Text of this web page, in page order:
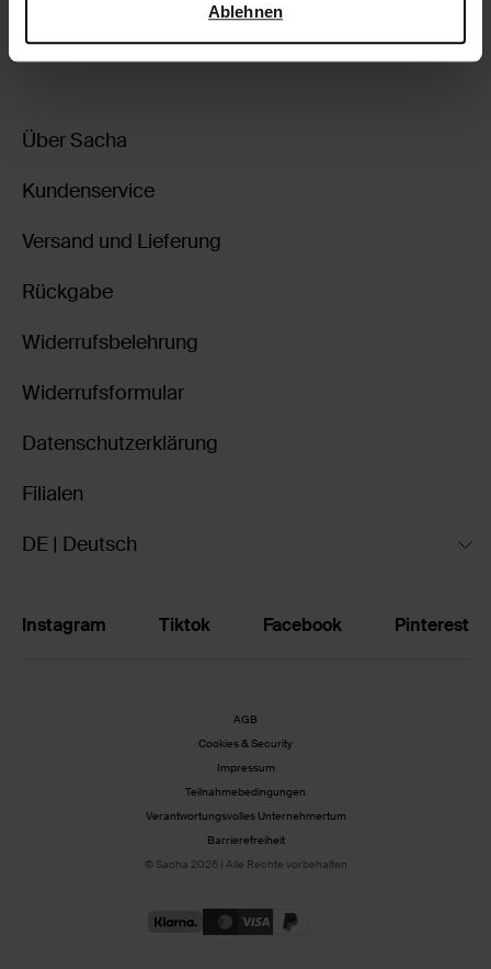
Ablehnen
Über Sacha
Kundenservice
Versand und Lieferung
Rückgabe
Widerrufsbelehrung
Widerrufsformular
Datenschutzerklärung
Filialen
DE | Deutsch
Instagram Tiktok Facebook Pinterest
AGB
Cookies & Security
Impressum
Teilnahmebedingungen
Verantwortungsvolles Unternehmertum
Barrierefreiheit
© Sacha 2026 | Alle Rechte vorbehalten